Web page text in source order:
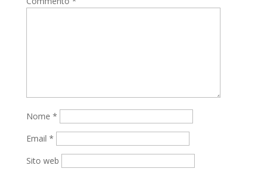
Nome *
Email *
Sito web